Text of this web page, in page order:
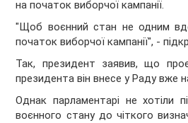
на початок виборчої кампанії.
"Щоб воєнний стан не одним
початок виборчої кампанії", -
Так, президент заявив, що
президента він внесе у Раду вже
Однак парламентарі не хотіли
воєнного стану до чіткого